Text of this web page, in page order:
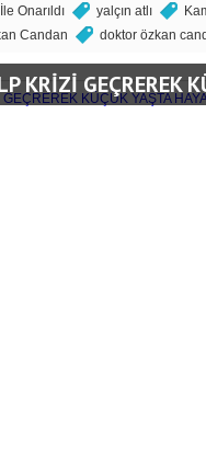
Onarıldı yalçın atlı
Candan
doktor özkan
KRİZİ GEÇREREK